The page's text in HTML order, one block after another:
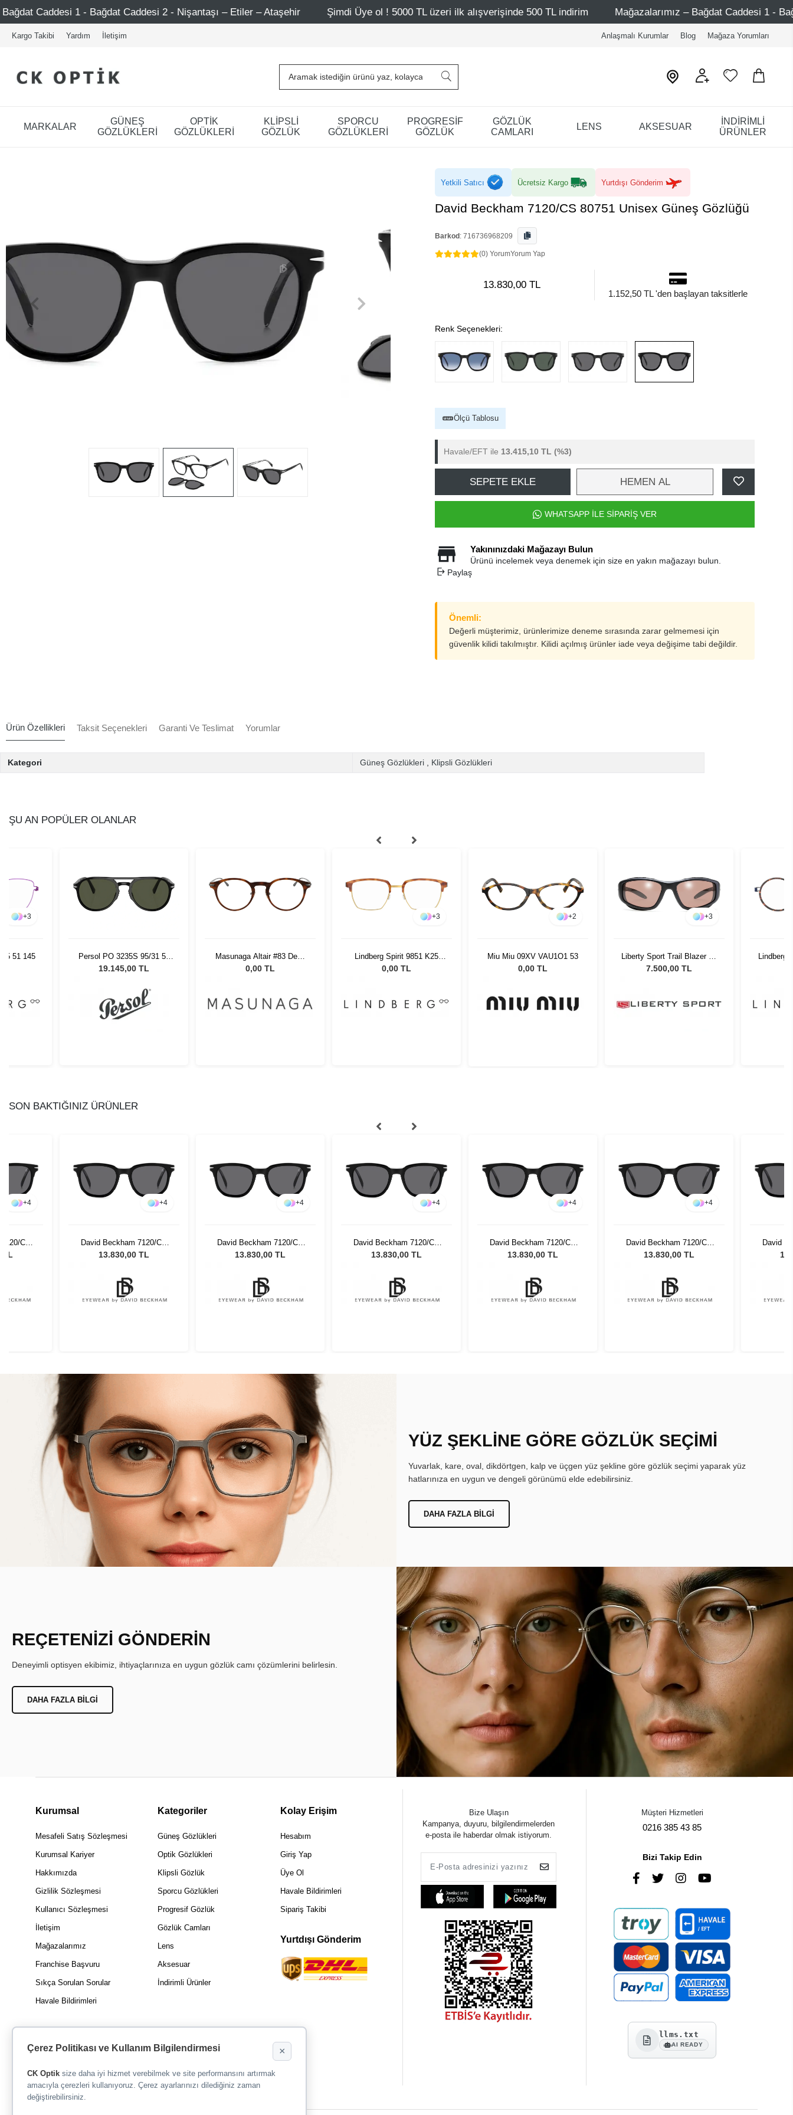
1 - Bağdat Caddesi 2 - Nişantaşı – Etiler – Ataşehir Şimdi Üye ol ! 5000 TL üzeri ilk alışverişinde 500 TL indirim Mağazalarımız – Bağdat Caddesi 1 - Bağdat
Kargo Takibi Yardım İletişim Anlaşmalı Kurumlar Blog Mağaza Yorumları
MARKALAR
GÜNEŞ
GÖZLÜKLERİ
OPTİK
GÖZLÜKLERİ
KLİPSLİ
GÖZLÜK
SPORCU
GÖZLÜKLERİ
PROGRESİF
GÖZLÜK
GÖZLÜK
CAMLARI
LENS AKSESUAR
İNDİRİMLİ
ÜRÜNLER
Yetkili Satıcı Ücretsiz Kargo Yurtdışı Gönderim
David Beckham 7120/CS 80751 Unisex Güneş Gözlüğü
Barkod : 716736968209
(0) YorumYorum Yap
13.830,00 TL
1.152,50 TL 'den başlayan taksitlerle
Renk Seçenekleri:
Ölçü Tablosu
Havale/EFT ile 13.415,10 TL (%3)
SEPETE EKLE HEMEN AL
WHATSAPP İLE SİPARİŞ VER
Yakınınızdaki Mağazayı Bulun
Ürünü incelemek veya denemek için size en yakın mağazayı bulun.
Paylaş
Önemli:
Değerli müşterimiz, ürünlerimize deneme sırasında zarar gelmemesi için
güvenlik kilidi takılmıştır. Kilidi açılmış ürünler iade veya değişime tabi değildir.
Ürün Özellikleri Taksit Seçenekleri Garanti Ve Teslimat Yorumlar
Kategori Güneş Gözlükleri Klipsli Gözlükleri
ŞU AN POPÜLER OLANLAR
+3
51 145
Persol PO 3235S 95/31 55
Unisex Güneş Gözlüğü
19.145,00 TL
Masunaga Altair #83 Demi
III 48
0,00 TL
+3
Lindberg Spirit 9851 K25
U16 52 135
0,00 TL
+2
Miu Miu 09XV VAU1O1 53
0,00 TL
+3
Liberty Sport Trail Blazer 59
19 130 #350
7.500,00 TL
Lindberg
SON BAKTIĞINIZ ÜRÜNLER
+4
CS
TL
+4
David Beckham 7120/CS
80751 Unisex Güneş
13.830,00 TL
+4
David Beckham 7120/CS
80751 Unisex Güneş
13.830,00 TL
+4
David Beckham 7120/CS
80751 Unisex Güneş
13.830,00 TL
+4
David Beckham 7120/CS
80751 Unisex Güneş
13.830,00 TL
+4
David Beckham 7120/CS
80751 Unisex Güneş
13.830,00 TL
David
YÜZ ŞEKLİNE GÖRE GÖZLÜK SEÇİMİ
Yuvarlak, kare, oval, dikdörtgen, kalp ve üçgen yüz şekline göre gözlük seçimi yaparak yüz
hatlarınıza en uygun ve dengeli görünümü elde edebilirsiniz.
DAHA FAZLA BILGI
REÇETENİZİ GÖNDERİN
Deneyimli optisyen ekibimiz, ihtiyaçlarınıza en uygun gözlük camı çözümlerini belirlesin.
DAHA FAZLA BILGI
Kurumsal
Mesafeli Satış Sözleşmesi
Kurumsal Kariyer
Hakkımızda
Gizlilik Sözleşmesi
Kullanıcı Sözleşmesi
İletişim
Mağazalarımız
Franchise Başvuru
Sıkça Sorulan Sorular
Havale Bildirimleri
Kategoriler
Güneş Gözlükleri
Optik Gözlükleri
Klipsli Gözlük
Sporcu Gözlükleri
Progresif Gözlük
Gözlük Camları
Lens
Aksesuar
İndirimli Ürünler
Kolay Erişim
Hesabım
Giriş Yap
Üye Ol
Havale Bildirimleri
Sipariş Takibi
Yurtdışı Gönderim
Bize Ulaşın
Kampanya, duyuru, bilgilendirmelerden
e-posta ile haberdar olmak istiyorum.
Müşteri Hizmetleri
0216 385 43 85
Bizi Takip Edin
llms.txt
AI READY
Çerez Politikası ve Kullanım Bilgilendirmesi ×
CK Optik size daha iyi hizmet verebilmek ve site performansını artırmak
amacıyla çerezleri kullanıyoruz. Çerez ayarlarınızı dilediğiniz zaman
değiştirebilirsiniz.